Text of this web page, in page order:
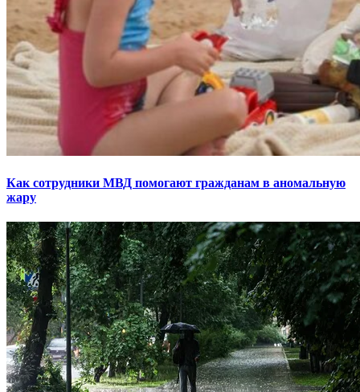
Как сотрудники МВД помогают гражданам в аномальную
жару